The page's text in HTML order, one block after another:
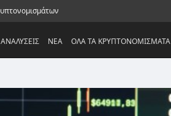
ΑΝΑΛΥΣΕΙΣ NEA ΟΛΑ ΤΑ ΚΡΥΠΤΟΝΟΜΙΣΜΑΤΑ